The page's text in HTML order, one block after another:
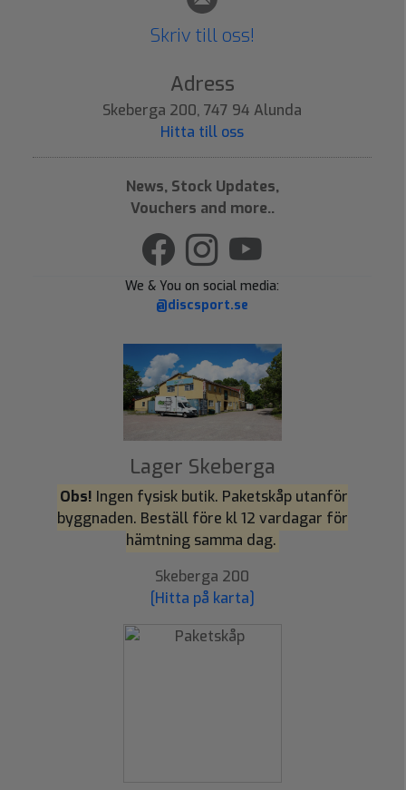
Skriv till oss!
Adress
Skeberga 200, 747 94 Alunda
Hitta till oss
News, Stock Updates,
Vouchers and more..
We & You on social media:
@discsport.se
Lager Skeberga
Obs! Ingen fysisk butik. Paketskåp utanför
byggnaden. Beställ före kl 12 vardagar för
hämtning samma dag.
Skeberga 200
[Hitta på karta]